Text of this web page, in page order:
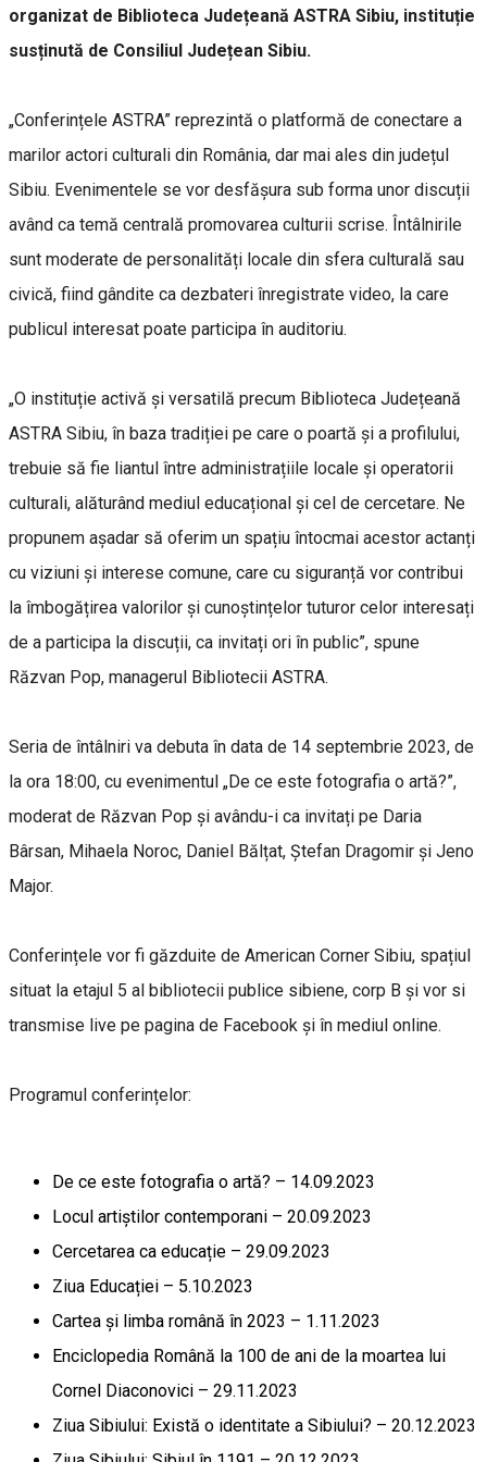
organizat de Biblioteca Județeană ASTRA Sibiu, instituție
susținută de Consiliul Județean Sibiu.
„Conferințele ASTRA” reprezintă o platformă de conectare a
marilor actori culturali din România, dar mai ales din județul
Sibiu. Evenimentele se vor desfășura sub forma unor discuții
având ca temă centrală promovarea culturii scrise. Întâlnirile
sunt moderate de personalități locale din sfera culturală sau
civică, fiind gândite ca dezbateri înregistrate video, la care
publicul interesat poate participa în auditoriu.
„O instituție activă și versatilă precum Biblioteca Județeană
ASTRA Sibiu, în baza tradiției pe care o poartă și a profilului,
trebuie să fie liantul între administrațiile locale și operatorii
culturali, alăturând mediul educațional și cel de cercetare. Ne
propunem așadar să oferim un spațiu întocmai acestor actanți
cu viziuni și interese comune, care cu siguranță vor contribui
la îmbogățirea valorilor și cunoștințelor tuturor celor interesați
de a participa la discuții, ca invitați ori în public”, spune
Răzvan Pop, managerul Bibliotecii ASTRA.
Seria de întâlniri va debuta în data de 14 septembrie 2023, de
la ora 18:00, cu evenimentul „De ce este fotografia o artă?”,
moderat de Răzvan Pop și avându-i ca invitați pe Daria
Bârsan, Mihaela Noroc, Daniel Bălțat, Ștefan Dragomir și Jeno
Major.
Conferințele vor fi găzduite de American Corner Sibiu, spațiul
situat la etajul 5 al bibliotecii publice sibiene, corp B și vor si
transmise live pe pagina de Facebook și în mediul online.
Programul conferințelor:
De ce este fotografia o artă? – 14.09.2023
Locul artiștilor contemporani – 20.09.2023
Cercetarea ca educație – 29.09.2023
Ziua Educației – 5.10.2023
Cartea și limba română în 2023 – 1.11.2023
Enciclopedia Română la 100 de ani de la moartea lui
Cornel Diaconovici – 29.11.2023
Ziua Sibiului: Există o identitate a Sibiului? – 20.12.2023